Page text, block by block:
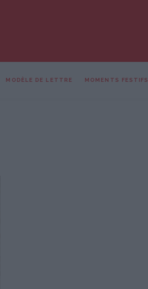
MODÈLE DE LETTRE MOMENTS FESTIFS